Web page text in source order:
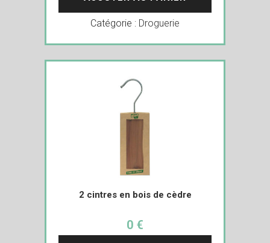
Catégorie : Droguerie
2 cintres en bois de cèdre
0 €